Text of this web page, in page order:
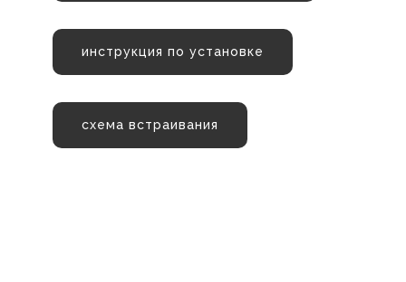
инструкция по установке
схема встраивания